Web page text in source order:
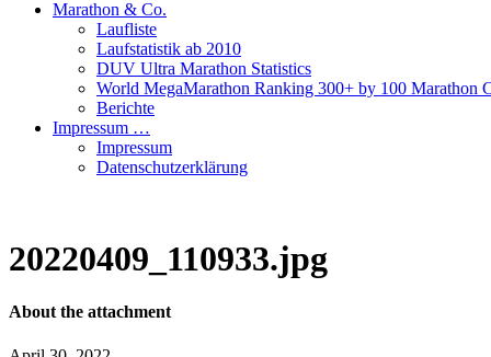
Marathon & Co.
Laufliste
Laufstatistik ab 2010
DUV Ultra Marathon Statistics
World MegaMarathon Ranking 300+ by 100 Marathon
Berichte
Impressum …
Impressum
Datenschutzerklärung
20220409_110933.jpg
About the attachment